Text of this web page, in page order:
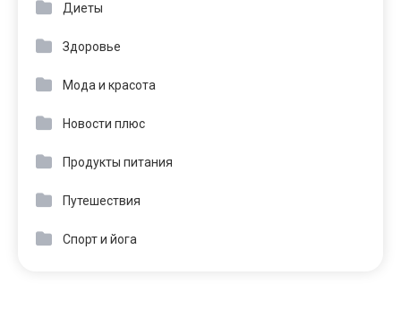
Диеты
Здоровье
Мода и красота
Новости плюс
Продукты питания
Путешествия
Спорт и йога